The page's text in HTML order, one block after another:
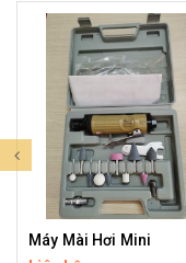
Máy Mài Hơi Mini